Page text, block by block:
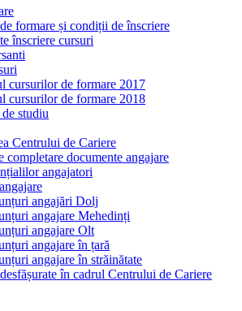
formare și condiții de înscriere
înscriere cursuri
cursurilor de formare 2017
cursurilor de formare 2018
studiu
Centrului de Cariere
completare documente angajare
angajatori
angajări Dolj
angajare Mehedinți
angajare Olt
angajare în țară
angajare în străinătate
în cadrul Centrului de Cariere